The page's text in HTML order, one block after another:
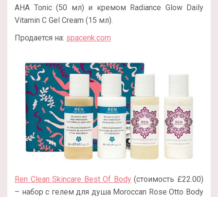
AHA Tonic (50 мл) и кремом Radiance Glow Daily
Vitamin C Gel Cream (15 мл).
Продается на: spacenk.com
Ren Clean Skincare Best Of Body(стоимость £22.00)
– набор с гелем для душа Moroccan Rose Otto Body